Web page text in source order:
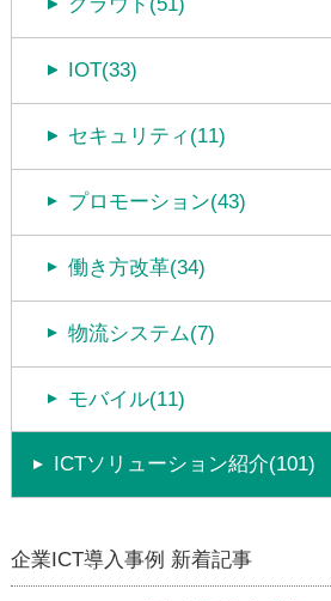
IOT(33)
セキュリティ(11)
プロモーション(43)
働き方改革(34)
物流システム(7)
モバイル(11)
ICTソリューション紹介(101)
企業ICT導入事例 新着記事